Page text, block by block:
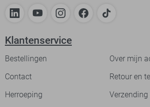
Klantenservice
Bestellingen
Over mijn
Contact
Retour en
Herroeping
Verzending